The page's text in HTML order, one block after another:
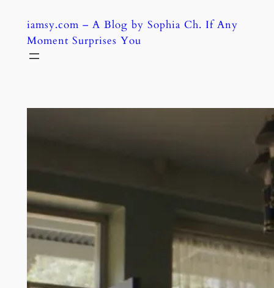
content
iamsy.com – A Blog by Sophia Ch. If Any
Moment Surprises You